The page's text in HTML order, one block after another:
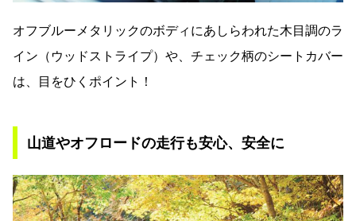
オフブルーメタリックのボディにあしらわれた木目調のラ
イン（ウッドストライプ）や、チェック柄のシートカバー
は、目をひくポイント！
山道やオフロードの走行も安心、安全に